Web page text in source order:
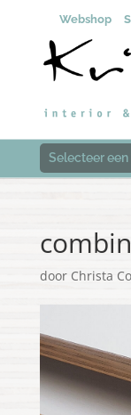
Webshop
Selecteer een
door Christa